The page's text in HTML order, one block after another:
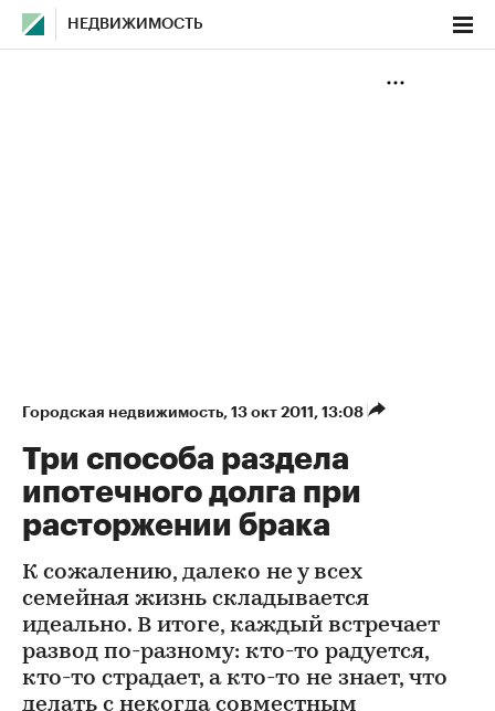
НЕДВИЖИМОСТЬ
Городская недвижимость⁠, 13 окт 2011, 13:08
Три способа раздела
ипотечного долга при
расторжении брака
К сожалению, далеко не у всех
семейная жизнь складывается
идеально. В итоге, каждый встречает
развод по-разному: кто-то радуется,
кто-то страдает, а кто-то не знает, что
делать с некогда совместным